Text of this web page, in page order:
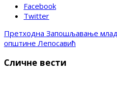
Facebook
Twitter
Претходна Запошљавање
општине Лепосавић
Сличне вести